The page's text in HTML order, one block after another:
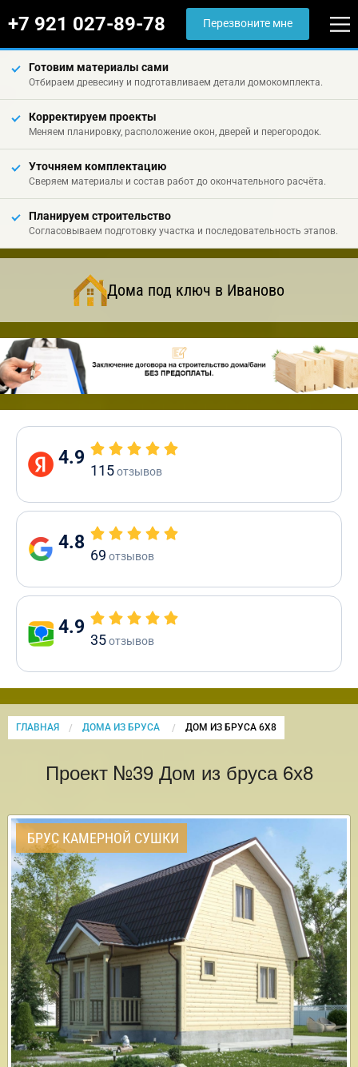
+7 921 027-89-78 Перезвоните мне
Готовим материалы сами
Отбираем древесину и подготавливаем детали домокомплекта.
Корректируем проекты
Меняем планировку, расположение окон, дверей и перегородок.
Уточняем комплектацию
Сверяем материалы и состав работ до окончательного расчёта.
Планируем строительство
Согласовываем подготовку участка и последовательность этапов.
Дома под ключ в Иваново
4.9
115отзывов
4.8
69 отзывов
4.9
35отзывов
ГЛАВНАЯ ДОМА ИЗ БРУСА CURRENT:
ДОМ ИЗ БРУСА 6Х8
Проект №39 Дом из бруса 6х8
БРУС КАМЕРНОЙ СУШКИ